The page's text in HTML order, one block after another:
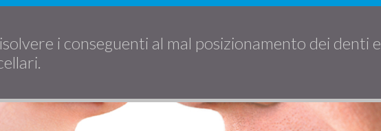
i conseguenti al mal posizionamento dei denti e